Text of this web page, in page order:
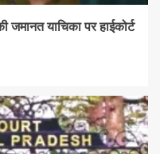
याचिका पर हाईकोर्ट